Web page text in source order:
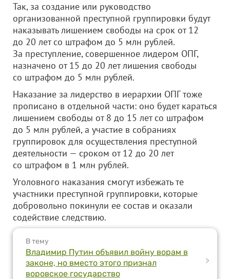
Так, за создание или руководство
организованной преступной группировки будут
наказывать лишением свободы на срок от 12
до 20 лет со штрафом до 5 млн рублей.
За преступление, совершенное лидером ОПГ,
назначено от 15 до 20 лет лишения свободы
со штрафом до 5 млн рублей.
Наказание за лидерство в иерархии ОПГ тоже
прописано в отдельной части: оно будет караться
лишением свободы от 8 до 15 лет со штрафом
до 5 млн рублей, а участие в собраниях
группировок для осуществления преступной
деятельности — сроком от 12 до 20 лет
со штрафом в 1 млн рублей.
Уголовного наказания смогут избежать те
участники преступной группировки, которые
добровольно покинули ее состав и оказали
содействие следствию.
В тему
Владимир Путин объявил войну ворам в
законе, но вместо этого признал
воровское государство
>